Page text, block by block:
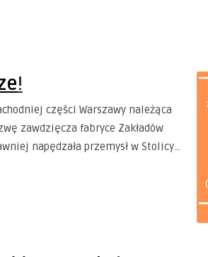
!
części Warszawy należąca
zawdzięcza fabryce Zakładów
napędzała przemysł w Stolicy…